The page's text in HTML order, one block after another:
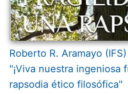
Roberto R. Aramayo
"¡Viva nuestra ingeniosa
rapsodia ético filosófica"